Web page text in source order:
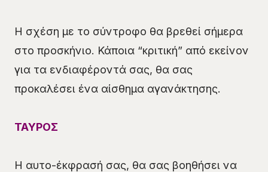
Η σχέση με το σύντροφο θα βρεθεί σήμερα
στο προσκήνιο. Κάποια “κριτική” από εκείνον
για τα ενδιαφέροντά σας, θα σας
προκαλέσει ένα αίσθημα αγανάκτησης.
ΤΑΥΡΟΣ
Η αυτο-έκφρασή σας, θα σας βοηθήσει να